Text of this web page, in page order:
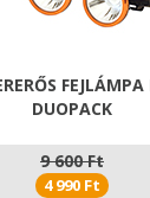
DUOPACK
9 600 Ft
4 990 Ft